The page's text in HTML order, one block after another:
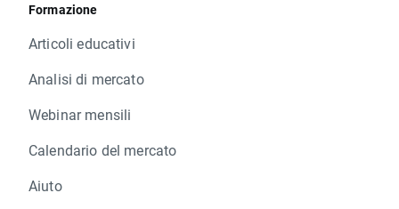
Formazione
Articoli educativi
Analisi di mercato
Webinar mensili
Calendario del mercato
Aiuto